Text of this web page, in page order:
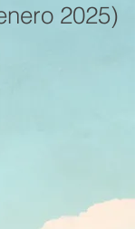
2025)